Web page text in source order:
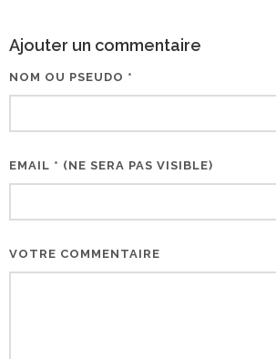
Ajouter un commentaire
NOM OU PSEUDO *
EMAIL * (NE SERA PAS VISIBLE)
VOTRE COMMENTAIRE